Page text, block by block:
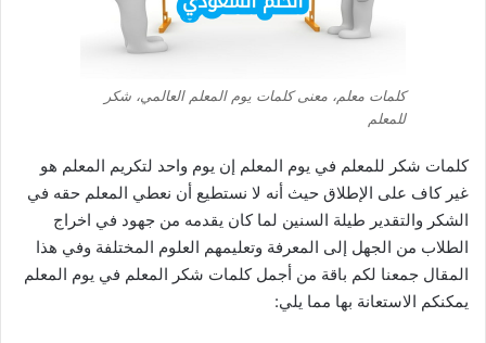
كلمات معلم، معنى كلمات يوم المعلم العالمي، شكر
للمعلم
كلمات شكر للمعلم في يوم المعلم إن يوم واحد لتكريم المعلم هو
غير كاف على الإطلاق حيث أنه لا نستطيع أن نعطي المعلم حقه في
الشكر والتقدير طيلة السنين لما كان يقدمه من جهود في اخراج
الطلاب من الجهل إلى المعرفة وتعليمهم العلوم المختلفة وفي هذا
المقال جمعنا لكم باقة من أجمل كلمات شكر المعلم في يوم المعلم
يمكنكم الاستعانة بها مما يلي: